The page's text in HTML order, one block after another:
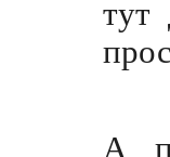
тут
А